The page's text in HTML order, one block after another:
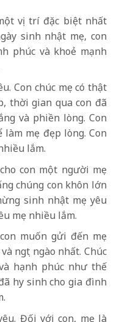
vị trí đặc biệt nhất
sinh nhật mẹ, con
phúc và khoẻ mạnh
Con chúc mẹ có thật
thời gian qua con đã
và phiền lòng. Con
mẹ đẹp lòng. Con
lắm.
con một người mẹ
chúng con khôn lớn
sinh nhật mẹ yêu
mẹ nhiều lắm.
muốn gửi đến mẹ
ngọt ngào nhất. Chúc
hạnh phúc như thế
hy sinh cho gia đình
Đối với con, mẹ là